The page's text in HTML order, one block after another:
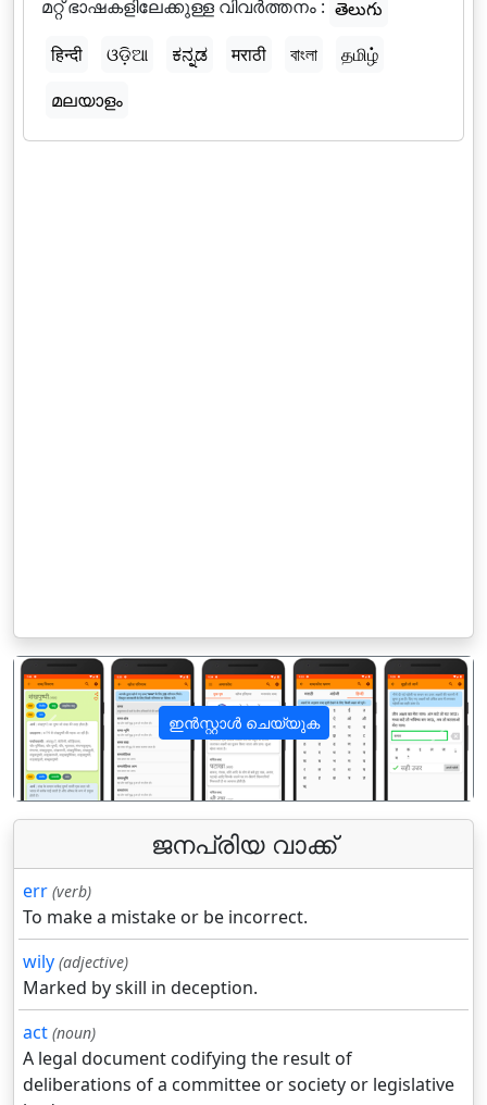
മറ്റ് ഭാഷകളിലേക്കുള്ള വിവർത്തനം : తెలుగు
हिन्दी
ଓଡ଼ିଆ ಕನ್ನಡ मराठी বাংলা
தமிழ்
മലയാളം
ഇൻസ്റ്റാൾ ചെയ്യുക
पिछला अगला
ജനപ്രിയ വാക്ക്
err (verb)
To make a mistake or be incorrect.
wily (adjective)
Marked by skill in deception.
act (noun)
A legal document codifying the result of
deliberations of a committee or society or legislative